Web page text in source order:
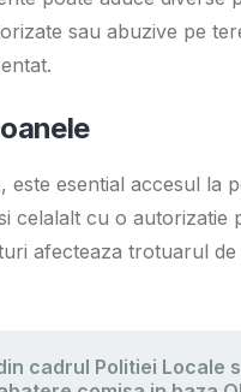
sau abuzive pe
esential accesul la
celalalt cu o autorizatie
afecteaza trotuarul
cadrul Politiei Locale